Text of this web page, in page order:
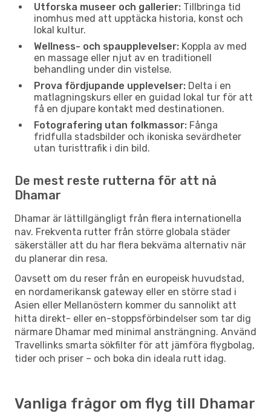
Utforska museer och gallerier: Tillbringa tid
inomhus med att upptäcka historia, konst och
lokal kultur.
Wellness- och spaupplevelser: Koppla av med
en massage eller njut av en traditionell
behandling under din vistelse.
Prova fördjupande upplevelser: Delta i en
matlagningskurs eller en guidad lokal tur för att
få en djupare kontakt med destinationen.
Fotografering utan folkmassor: Fånga
fridfulla stadsbilder och ikoniska sevärdheter
utan turisttrafik i din bild.
De mest reste rutterna för att nå
Dhamar
Dhamar är lättillgängligt från flera internationella
nav. Frekventa rutter från större globala städer
säkerställer att du har flera bekväma alternativ när
du planerar din resa.
Oavsett om du reser från en europeisk huvudstad,
en nordamerikansk gateway eller en större stad i
Asien eller Mellanöstern kommer du sannolikt att
hitta direkt- eller en-stoppsförbindelser som tar dig
närmare Dhamar med minimal ansträngning. Använd
Travellinks smarta sökfilter för att jämföra flygbolag,
tider och priser – och boka din ideala rutt idag.
Vanliga frågor om flyg till Dhamar